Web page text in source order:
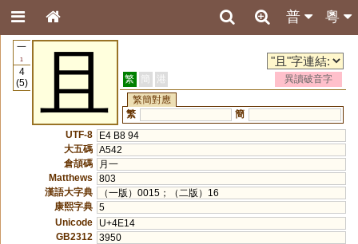
粵
普
一
1
4
(5)
且 繁 簡 港
異讀破音字
繁簡對應
繁
簡
UTF-8
E4 B8 94
大五碼 A542
倉頡碼
月一
Matthews
803
漢語大字典
（一版）0015；（二版）16
康熙字典 5
Unicode
U+4E14
GB2312
3950